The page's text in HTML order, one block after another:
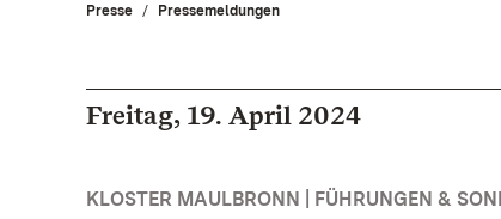
Presse Pressemeldungen
Freitag, 19. April 2024
KLOSTER MAULBRONN | FÜHRUNGEN &